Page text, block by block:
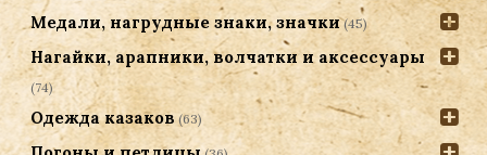
Медали, нагрудные знаки, значки (45)
Нагайки, арапники, волчатки и аксессуары
(74)
Одежда казаков (63)